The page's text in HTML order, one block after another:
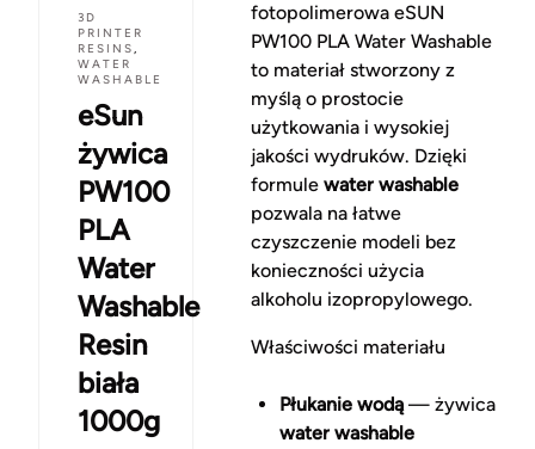
3D
PRINTER
RESINS,
WATER
WASHABLE
eSun
żywica
PW100
PLA
Water
Washable
Resin
biała
1000g
fotopolimerowa eSUN
PW100 PLA Water Washable
to materiał stworzony z
myślą o prostocie
użytkowania i wysokiej
jakości wydruków. Dzięki
formule water washable
pozwala na łatwe
czyszczenie modeli bez
konieczności użycia
alkoholu izopropylowego.
Właściwości materiału
Płukanie wodą— żywica
water washable